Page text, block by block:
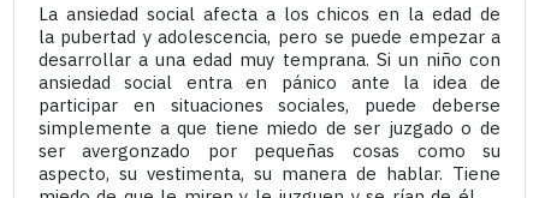
La ansiedad social afecta a los chicos en la edad de
la pubertad y adolescencia, pero se puede empezar a
desarrollar a una edad muy temprana. Si un niño con
ansiedad social entra en pánico ante la idea de
participar en situaciones sociales, puede deberse
simplemente a que tiene miedo de ser juzgado o de
ser avergonzado por pequeñas cosas como su
aspecto, su vestimenta, su manera de hablar. Tiene